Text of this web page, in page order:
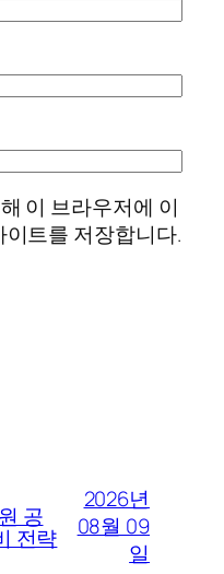
이 브라우저에 이
트를 저장합니다.
공
전략
2026년
08월 09
일